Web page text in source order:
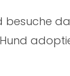
besuche